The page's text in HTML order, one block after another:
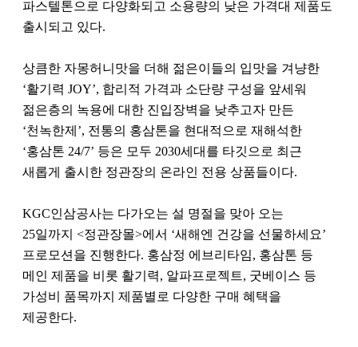
파스텔톤으로 다양화되고 소용량의 낮은 가격대 제품도
출시되고 있다.
상큼한 자몽허니맛을 더해 젊은이들의 입맛을 겨냥한
‘활기력 JOY’, 합리적 가격과 소단량 구성을 앞세워
젊은층의 녹용에 대한 진입장벽을 낮추고자 만든
‘천녹한제’, 전통의 홍삼톤을 현대적으로 재해석한
‘홍삼톤 24/7’ 등은 모두 2030세대를 타깃으로 최근
새롭게 출시한 정관장의 온라인 전용 상품들이다.
KGC인삼공사는 다가오는 설 명절을 맞아 오는
25일까지 <정관장몰>에서 ‘새해엔 건강을 선물하세요’
프로모션을 진행한다. 홍삼정 에브리타임, 홍삼톤 등
메인 제품을 비롯 활기력, 알파프로젝트, 굿베이스 등
가성비 품목까지 제품별로 다양한 구매 혜택을
제공한다.